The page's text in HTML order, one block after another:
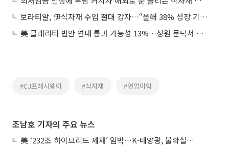
보라티알, 伊식자재 수입 절대 강자…“올해 38% 성장 기대”
美 클래리티 법안 연내 통과 가능성 13%…상원 문턱서 제동
#CJ프레시웨이 #식자재 #영업이익
조남호 기자의 주요 뉴스
美 ‘232조 하이브리드 제재’ 임박…K-태양광, 불확실성 털고 날개 다나